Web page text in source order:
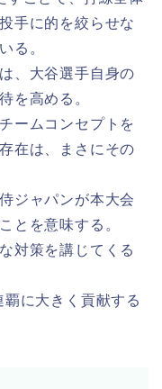
手に的を絞らせな
る。
、大谷選手自身の
を高める。
ームコンセプトを
在は、まさにその
ジャパンが本大会
とを意味する。
対策を講じてくる
に大きく貢献する